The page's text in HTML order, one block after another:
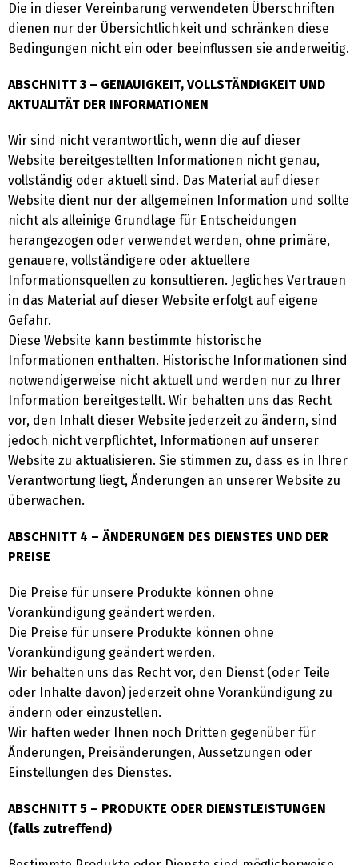
Die in dieser Vereinbarung verwendeten Überschriften
dienen nur der Übersichtlichkeit und schränken diese
Bedingungen nicht ein oder beeinflussen sie anderweitig.
ABSCHNITT 3 – GENAUIGKEIT, VOLLSTÄNDIGKEIT UND
AKTUALITÄT DER INFORMATIONEN
Wir sind nicht verantwortlich, wenn die auf dieser
Website bereitgestellten Informationen nicht genau,
vollständig oder aktuell sind. Das Material auf dieser
Website dient nur der allgemeinen Information und sollte
nicht als alleinige Grundlage für Entscheidungen
herangezogen oder verwendet werden, ohne primäre,
genauere, vollständigere oder aktuellere
Informationsquellen zu konsultieren. Jegliches Vertrauen
in das Material auf dieser Website erfolgt auf eigene
Gefahr.
Diese Website kann bestimmte historische
Informationen enthalten. Historische Informationen sind
notwendigerweise nicht aktuell und werden nur zu Ihrer
Information bereitgestellt. Wir behalten uns das Recht
vor, den Inhalt dieser Website jederzeit zu ändern, sind
jedoch nicht verpflichtet, Informationen auf unserer
Website zu aktualisieren. Sie stimmen zu, dass es in Ihrer
Verantwortung liegt, Änderungen an unserer Website zu
überwachen.
ABSCHNITT 4 – ÄNDERUNGEN DES DIENSTES UND DER
PREISE
Die Preise für unsere Produkte können ohne
Vorankündigung geändert werden.
Die Preise für unsere Produkte können ohne
Vorankündigung geändert werden.
Wir behalten uns das Recht vor, den Dienst (oder Teile
oder Inhalte davon) jederzeit ohne Vorankündigung zu
ändern oder einzustellen.
Wir haften weder Ihnen noch Dritten gegenüber für
Änderungen, Preisänderungen, Aussetzungen oder
Einstellungen des Dienstes.
ABSCHNITT 5 – PRODUKTE ODER DIENSTLEISTUNGEN
(falls zutreffend)